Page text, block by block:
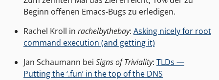
Beginn offenen Emacs-Bugs zu erledigen.
Rachel Kroll in rachelbythebay: Asking nicely for root
command execution (and getting it)
Jan Schaumann bei Signs of Triviality: TLDs —
Putting the ‘.fun’ in the top of the DNS